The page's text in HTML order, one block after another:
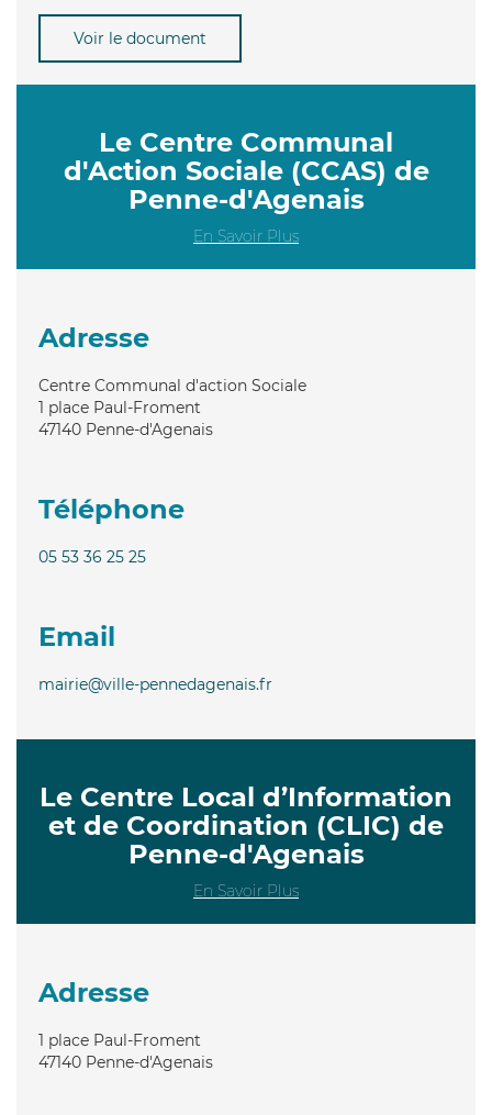
Voir le document
Le Centre Communal
d'Action Sociale (CCAS) de
Penne-d'Agenais
En Savoir Plus
Adresse
Centre Communal d'action Sociale
1 place Paul-Froment
47140 Penne-d'Agenais
Téléphone
05 53 36 25 25
Email
mairie@ville-pennedagenais.fr
Le Centre Local d’Information
et de Coordination (CLIC) de
Penne-d'Agenais
En Savoir Plus
Adresse
1 place Paul-Froment
47140 Penne-d'Agenais